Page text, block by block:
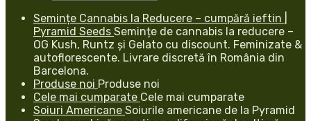
Semințe Cannabis la Reducere – cumpără ieftin |
Pyramid Seeds Semințe de cannabis la reducere –
OG Kush, Runtz și Gelato cu discount. Feminizate &
autoflorescente. Livrare discretă în România din
Barcelona.
Produse noi Produse noi
Cele mai cumparate Cele mai cumparate
Soiuri Americane Soiurile americane de la Pyramid